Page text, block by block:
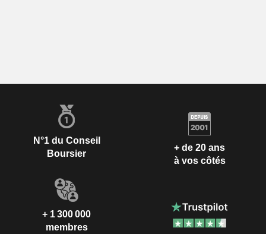
N°1 du Conseil
Boursier
+ de 20 ans
à vos côtés
+ 1 300 000
membres